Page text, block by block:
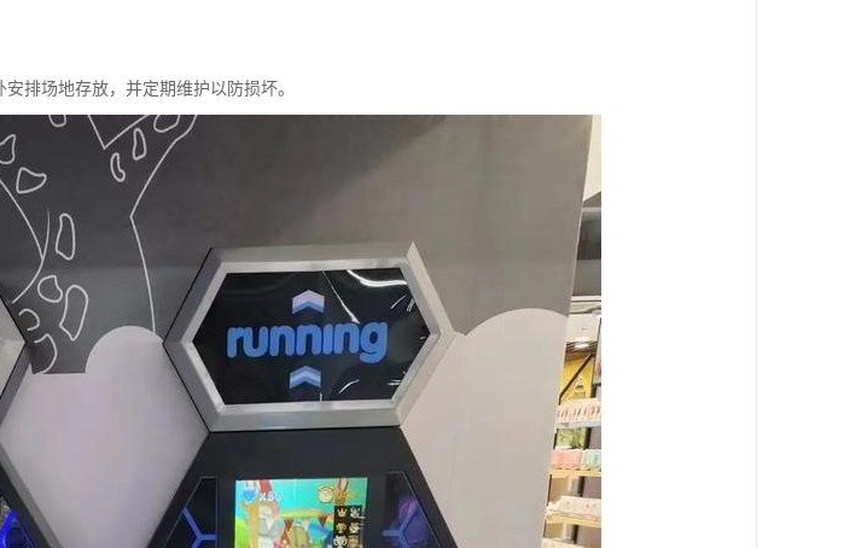
排场地存放，并定期维护以防损坏。